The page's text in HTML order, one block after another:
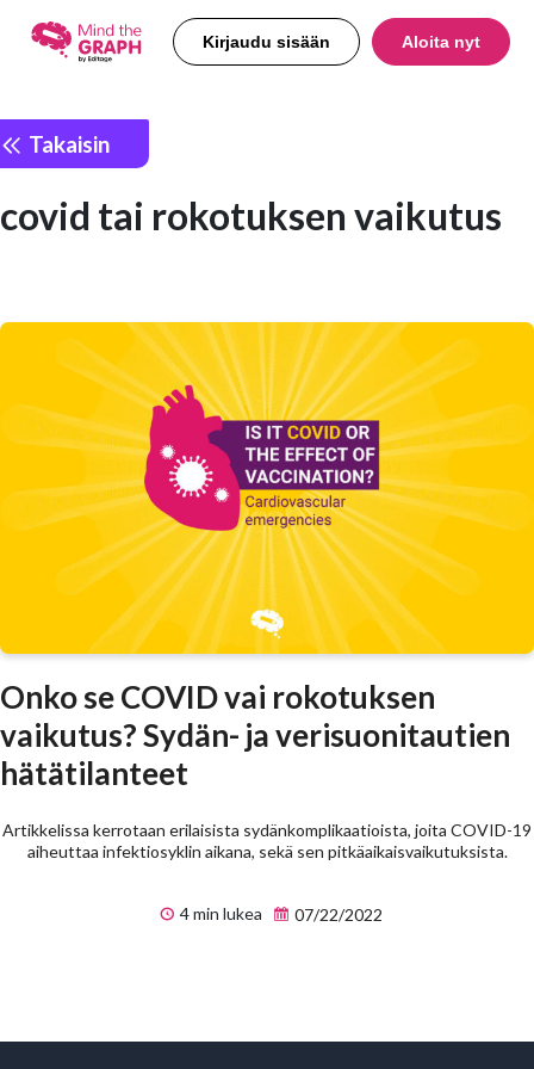
Kirjaudu sisään Aloita nyt
Takaisin
covid tai rokotuksen vaikutus
Onko se COVID vai rokotuksen
vaikutus? Sydän- ja verisuonitautien
hätätilanteet
Artikkelissa kerrotaan erilaisista sydänkomplikaatioista, joita COVID-19
aiheuttaa infektiosyklin aikana, sekä sen pitkäaikaisvaikutuksista.
4 min lukea 07/22/2022